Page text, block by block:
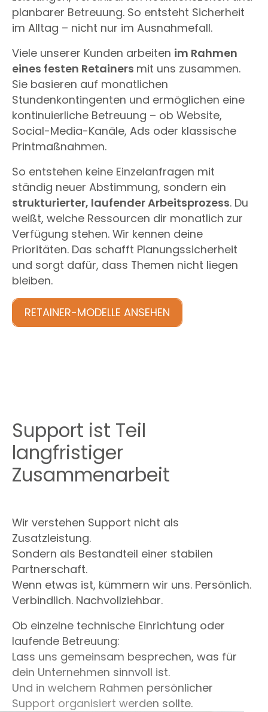
planbarer Betreuung. So entsteht Sicherheit
im Alltag – nicht nur im Ausnahmefall.
Viele unserer Kunden arbeiten im Rahmen
eines festen Retainers mit uns zusammen.
Sie basieren auf monatlichen
Stundenkontingenten und ermöglichen eine
kontinuierliche Betreuung – ob Website,
Social-Media-Kanäle, Ads oder klassische
Printmaßnahmen.
So entstehen keine Einzelanfragen mit
ständig neuer Abstimmung, sondern ein
strukturierter, laufender Arbeitsprozess. Du
weißt, welche Ressourcen dir monatlich zur
Verfügung stehen. Wir kennen deine
Prioritäten. Das schafft Planungssicherheit
und sorgt dafür, dass Themen nicht liegen
bleiben.
RETAINER-MODELLE ANSEHEN
Support ist Teil
langfristiger
Zusammenarbeit
Wir verstehen Support nicht als
Zusatzleistung.
Sondern als Bestandteil einer stabilen
Partnerschaft.
Wenn etwas ist, kümmern wir uns. Persönlich.
Verbindlich. Nachvollziehbar.
Ob einzelne technische Einrichtung oder
laufende Betreuung:
Lass uns gemeinsam besprechen, was für
dein Unternehmen sinnvoll ist.
Und in welchem Rahmen persönlicher
Support organisiert werden sollte.